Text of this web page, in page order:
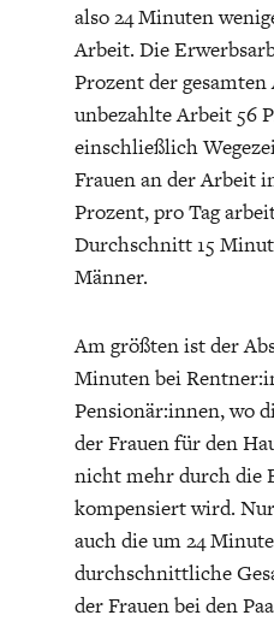
DAS
DIE
also 24 Minuten
Arbeit. Die
Prozent der gesamten
unbezahlte Arbeit 56
einschließlich
Frauen an der Arbeit
Prozent, pro Tag
Durchschnitt 15
Männer.
Am größten ist der
Minuten bei
Pensionär:innen, wo
der Frauen für den
nicht mehr durch die
kompensiert wird.
auch die um 24
durchschnittliche
der Frauen bei den